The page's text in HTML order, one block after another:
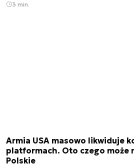
3 min.
Armia USA masowo likwiduje
platformach. Oto czego może
Polskie